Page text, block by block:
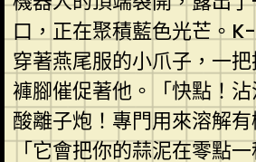
口，正在聚積藍色光芒。
穿著燕尾服的小爪子，一
褲腳催促著他。「快點！
酸離子炮！專門用來溶解有
「它會把你的蒜泥在零點